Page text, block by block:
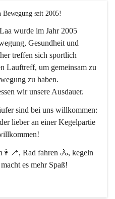
seit 2005!
wurde im Jahr 2005
Gesundheit und
treffen sich sportlich
Lauftreff, um gemeinsam zu
zu haben.
wir unsere Ausdauer.
sind bei uns willkommen:
lieber an einer Kegelpartie
Rad fahren 🚴, kegeln
es mehr Spaß!